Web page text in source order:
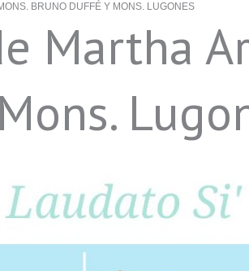
BRUNO DUFFÉ Y MONS. LUGONES
Martha